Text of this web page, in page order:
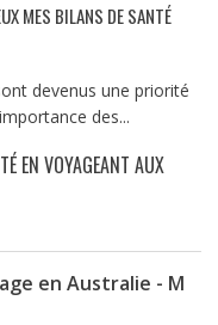
MES BILANS DE SANTÉ
devenus une priorité
des...
EN VOYAGEANT AUX
en Australie - M